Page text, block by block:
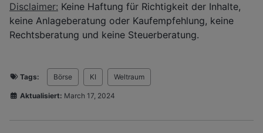
Disclaimer: Keine Haftung für Richtigkeit der Inhalte,
keine Anlageberatung oder Kaufempfehlung, keine
Rechtsberatung und keine Steuerberatung.
Tags: Börse KI Weltraum
Aktualisiert: March 17, 2024